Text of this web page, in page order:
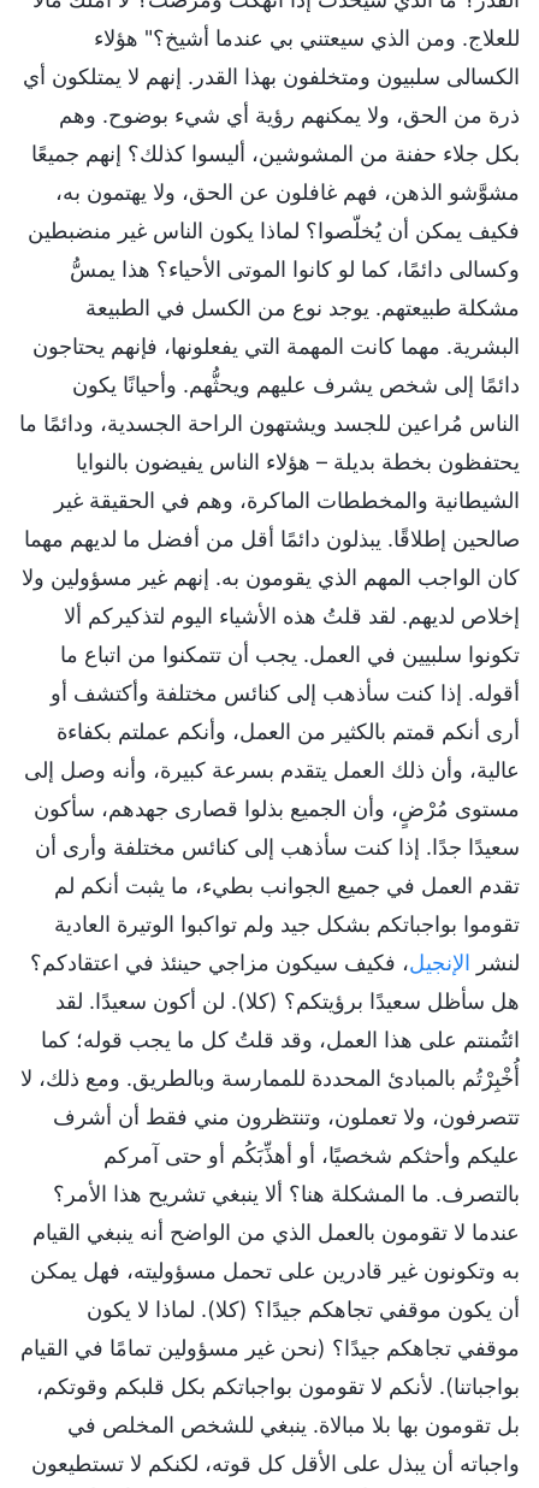
للعلاج. ومن الذي سيعتني بي عندما أشيخ؟" هؤلاء
الكسالى سلبيون ومتخلفون بهذا القدر. إنهم لا يمتلكون أي
ذرة من الحق، ولا يمكنهم رؤية أي شيء بوضوح. وهم
بكل جلاء حفنة من المشوشين، أليسوا كذلك؟ إنهم جميعًا
مشوَّشو الذهن، فهم غافلون عن الحق، ولا يهتمون به،
فكيف يمكن أن يُخلّصوا؟ لماذا يكون الناس غير منضبطين
وكسالى دائمًا، كما لو كانوا الموتى الأحياء؟ هذا يمسُّ
مشكلة طبيعتهم. يوجد نوع من الكسل في الطبيعة
البشرية. مهما كانت المهمة التي يفعلونها، فإنهم يحتاجون
دائمًا إلى شخص يشرف عليهم ويحثُّهم. وأحيانًا يكون
الناس مُراعين للجسد ويشتهون الراحة الجسدية، ودائمًا ما
يحتفظون بخطة بديلة – هؤلاء الناس يفيضون بالنوايا
الشيطانية والمخططات الماكرة، وهم في الحقيقة غير
صالحين إطلاقًا. يبذلون دائمًا أقل من أفضل ما لديهم مهما
كان الواجب المهم الذي يقومون به. إنهم غير مسؤولين ولا
إخلاص لديهم. لقد قلتُ هذه الأشياء اليوم لتذكيركم ألا
تكونوا سلبيين في العمل. يجب أن تتمكنوا من اتباع ما
أقوله. إذا كنت سأذهب إلى كنائس مختلفة وأكتشف أو
أرى أنكم قمتم بالكثير من العمل، وأنكم عملتم بكفاءة
عالية، وأن ذلك العمل يتقدم بسرعة كبيرة، وأنه وصل إلى
مستوى مُرْضٍ، وأن الجميع بذلوا قصارى جهدهم، سأكون
سعيدًا جدًا. إذا كنت سأذهب إلى كنائس مختلفة وأرى أن
تقدم العمل في جميع الجوانب بطيء، ما يثبت أنكم لم
تقوموا بواجباتكم بشكل جيد ولم تواكبوا الوتيرة العادية
لنشر الإنجيل، فكيف سيكون مزاجي حينئذ في اعتقادكم؟
هل سأظل سعيدًا برؤيتكم؟ (كلا). لن أكون سعيدًا. لقد
ائتُمنتم على هذا العمل، وقد قلتُ كل ما يجب قوله؛ كما
أُخْبِرْتُم بالمبادئ المحددة للممارسة وبالطريق. ومع ذلك، لا
تتصرفون، ولا تعملون، وتنتظرون مني فقط أن أشرف
عليكم وأحثكم شخصيًا، أو أهذِّبَكُم أو حتى آمركم
بالتصرف. ما المشكلة هنا؟ ألا ينبغي تشريح هذا الأمر؟
عندما لا تقومون بالعمل الذي من الواضح أنه ينبغي القيام
به وتكونون غير قادرين على تحمل مسؤوليته، فهل يمكن
أن يكون موقفي تجاهكم جيدًا؟ (كلا). لماذا لا يكون
موقفي تجاهكم جيدًا؟ (نحن غير مسؤولين تمامًا في القيام
بواجباتنا). لأنكم لا تقومون بواجباتكم بكل قلبكم وقوتكم،
بل تقومون بها بلا مبالاة. ينبغي للشخص المخلص في
واجباته أن يبذل على الأقل كل قوته، لكنكم لا تستطيعون